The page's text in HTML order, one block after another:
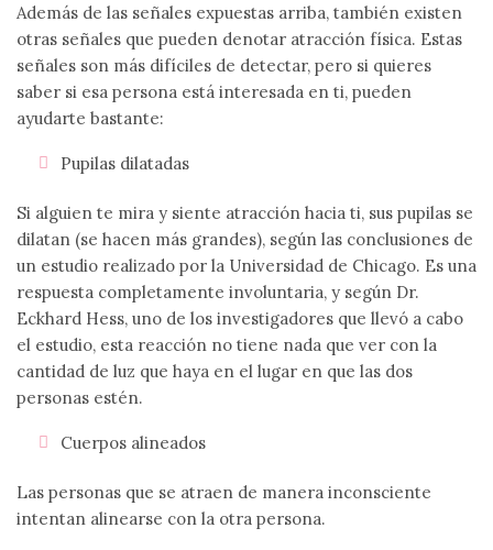
Además de las señales expuestas arriba, también existen
otras señales que pueden denotar atracción física. Estas
señales son más difíciles de detectar, pero si quieres
saber si esa persona está interesada en ti, pueden
ayudarte bastante:
Pupilas dilatadas
Si alguien te mira y siente atracción hacia ti, sus pupilas se
dilatan (se hacen más grandes), según las conclusiones de
un estudio realizado por la Universidad de Chicago. Es una
respuesta completamente involuntaria, y según Dr.
Eckhard Hess, uno de los investigadores que llevó a cabo
el estudio, esta reacción no tiene nada que ver con la
cantidad de luz que haya en el lugar en que las dos
personas estén.
Cuerpos alineados
Las personas que se atraen de manera inconsciente
intentan alinearse con la otra persona.